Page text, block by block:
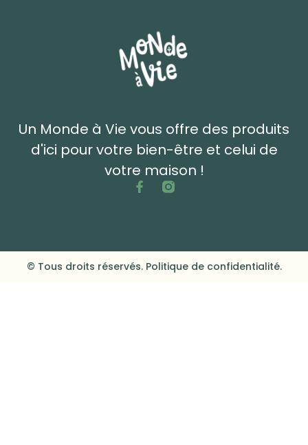
Un Monde à Vie vous offre des produits
d'ici pour votre bien-être et celui de
votre maison !
© Tous droits réservés. Politique de confidentialité.